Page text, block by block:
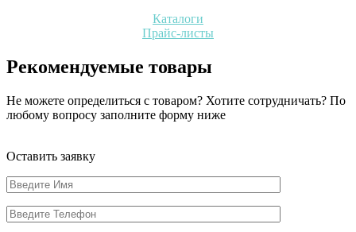
Каталоги
Прайс-листы
Рекомендуемые товары
Не можете определиться с товаром? Хотите сотрудничать? По
любому вопросу заполните форму ниже
Оставить заявку